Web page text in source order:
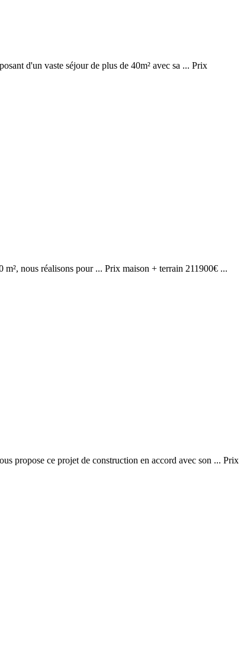
d'un vaste séjour de plus de 40m² avec sa ... Prix
nous réalisons pour ... Prix maison + terrain 211900€ ...
propose ce projet de construction en accord avec son ... Prix